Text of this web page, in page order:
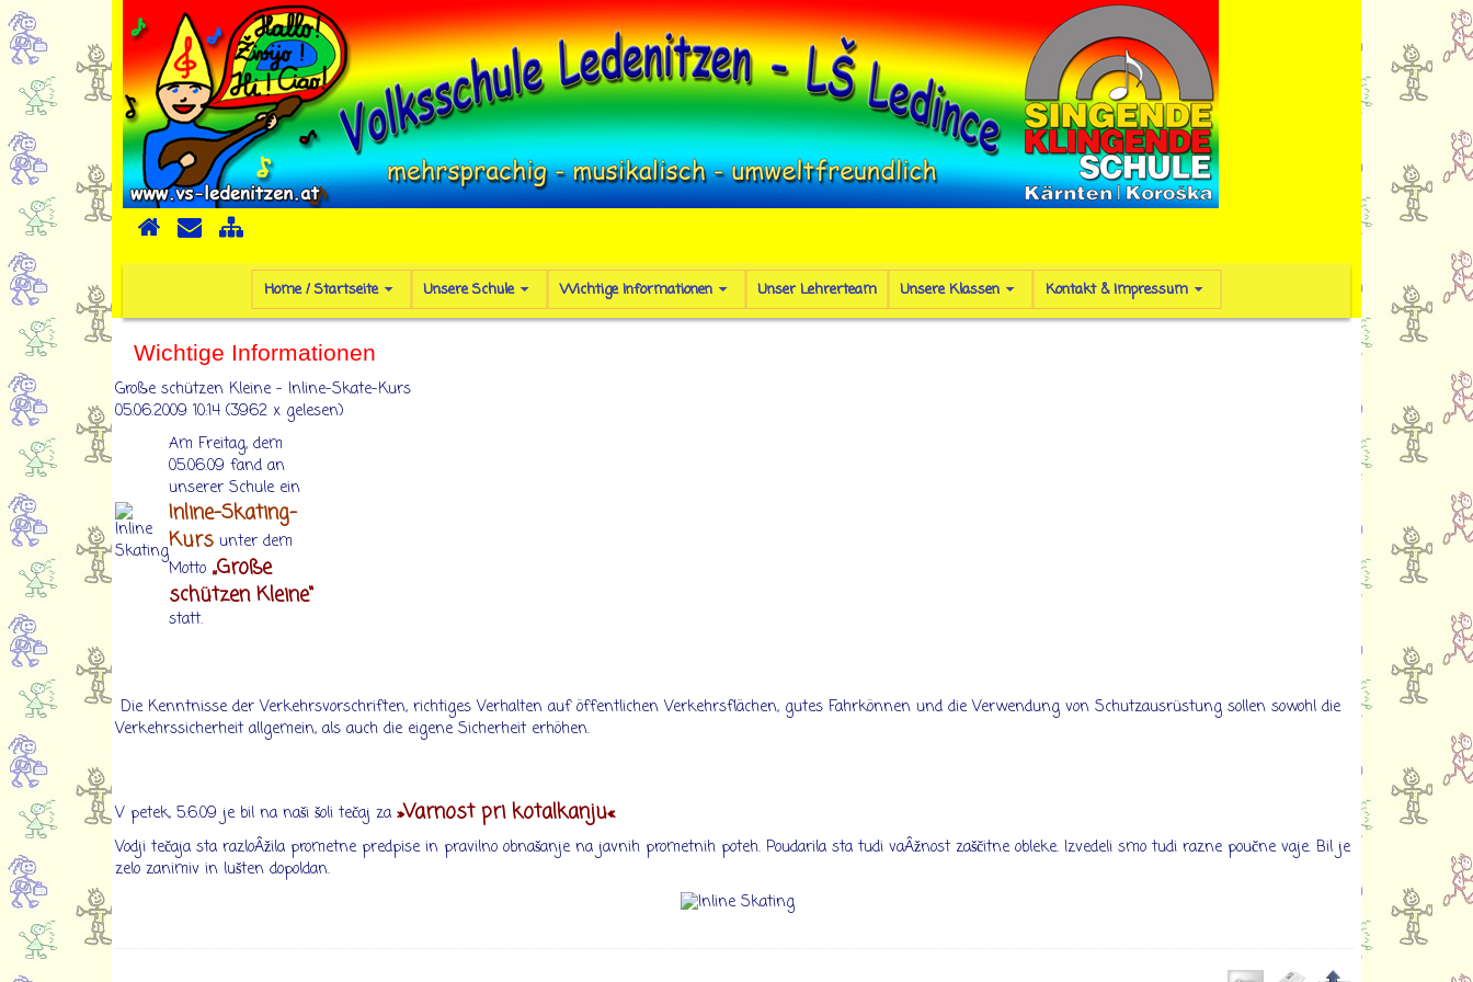
Home / Startseite Unsere Schule Wichtige Informationen Unser Lehrerteam Unsere Klassen Kontakt & Impressum
Wichtige Informationen
Große schützen Kleine - Inline-Skate-Kurs
05.06.2009 10:14 (3962 x gelesen)
Am Freitag, dem
05.06.09 fand an
unserer Schule ein
Inline-Skating-
Kurs unter dem
Motto „Große
schützen Kleine“
statt.
Die Kenntnisse der Verkehrsvorschriften, richtiges Verhalten auf öffentlichen Verkehrsflächen, gutes Fahrkönnen und die Verwendung von Schutzausrüstung sollen sowohl die
Verkehrssicherheit allgemein, als auch die eigene Sicherheit erhöhen.
V petek, 5.6.09 je bil na naši šoli tečaj za »Varnost pri kotalkanju«.
Vodji tečaja sta razloÂžila prometne predpise in pravilno obnašanje na javnih prometnih poteh. Poudarila sta tudi vaÂžnost zaščitne obleke. Izvedeli smo tudi razne poučne vaje. Bil je
zelo zanimiv in lušten dopoldan.